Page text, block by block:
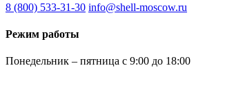
8 (800) 533-31-30 info@shell-moscow.ru
Режим работы
Понедельник – пятница с 9:00 до 18:00